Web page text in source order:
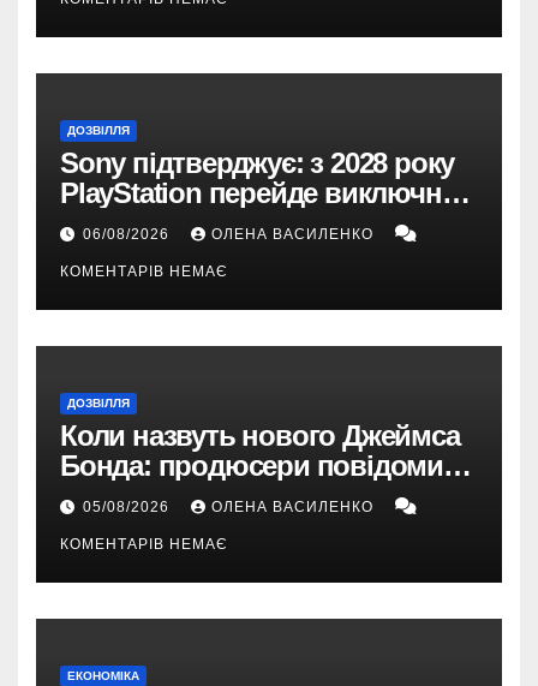
ДОЗВІЛЛЯ
Sony підтверджує: з 2028 року
PlayStation перейде виключно
на цифрові ігри
06/08/2026 ОЛЕНА ВАСИЛЕНКО
КОМЕНТАРІВ НЕМАЄ
ДОЗВІЛЛЯ
Коли назвуть нового Джеймса
Бонда: продюсери повідомили
про терміни кастингу
05/08/2026 ОЛЕНА ВАСИЛЕНКО
КОМЕНТАРІВ НЕМАЄ
ЕКОНОМІКА